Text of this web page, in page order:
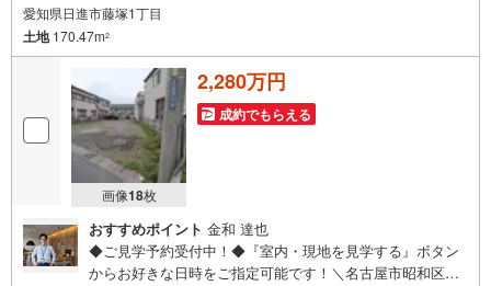
愛知県日進市藤塚1丁目
土地170.47m2
画像18枚
2,280万円
成約でもらえる
おすすめポイント 金和 達也
◆ご見学予約受付中！◆『室内・現地を見学する』ボタン
からお好きな日時をご指定可能です！＼名古屋市昭和区、